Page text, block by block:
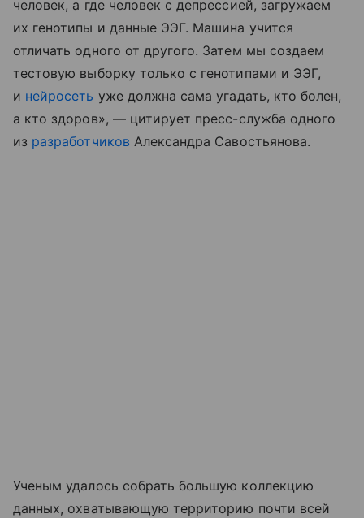
человек, а где человек с депрессией, загружаем
их генотипы и данные ЭЭГ. Машина учится
отличать одного от другого. Затем мы создаем
тестовую выборку только с генотипами и ЭЭГ,
и нейросеть уже должна сама угадать, кто болен,
а кто здоров», — цитирует пресс-служба одного
из разработчиков Александра Савостьянова.
Ученым удалось собрать большую коллекцию
данных, охватывающую территорию почти всей